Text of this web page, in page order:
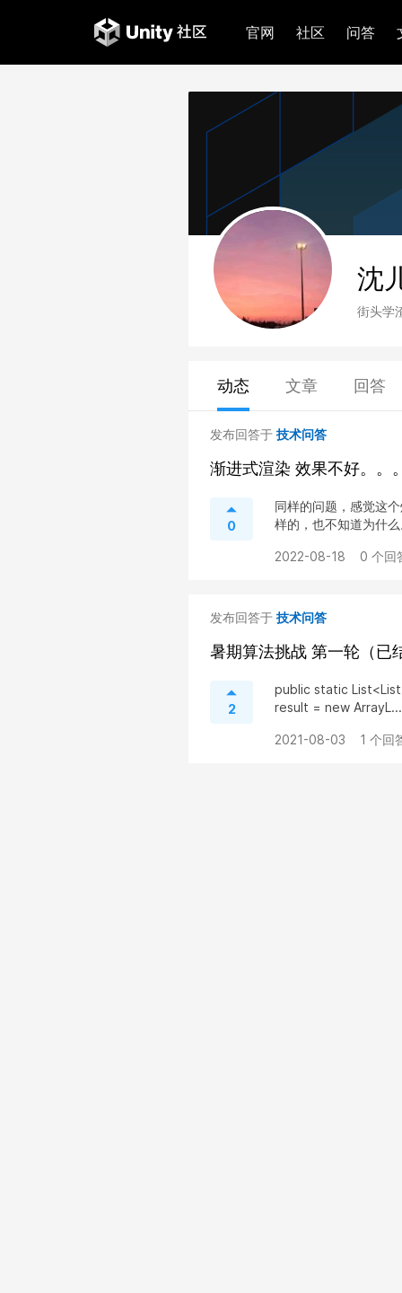
官网 社区 问答
沈
街头学
动态 文章 回答
发布回答于 技术问答
渐进式渲染 效果不好。。
0
同样的问题，感觉这
样的，也不知道为什
2022-08-18 0 个回
发布回答于 技术问答
暑期算法挑战 第一轮（已
2
public static
result = new ArrayL...
2021-08-03 1 个回